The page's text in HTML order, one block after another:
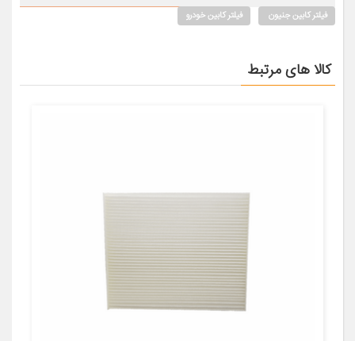
فیلتر کابین جنیون فیلتر کابین خودرو
کالا های مرتبط